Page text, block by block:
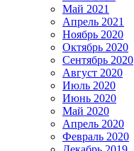
Май 2021
Апрель 2021
Ноябрь 2020
Октябрь 2020
Сентябрь 2020
Август 2020
Июль 2020
Июнь 2020
Май 2020
Апрель 2020
Февраль 2020